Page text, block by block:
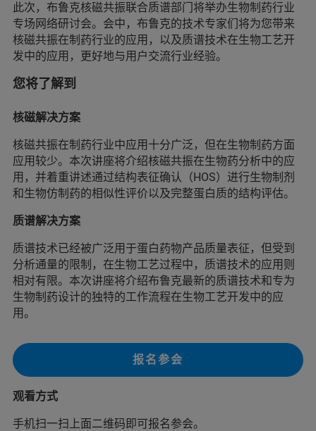
此次，布鲁克核磁共振联合质谱部门将举办生物制药行业
专场网络研讨会。会中，布鲁克的技术专家们将为您带来
核磁共振在制药行业的应用，以及质谱技术在生物工艺开
发中的应用，更好地与用户交流行业经验。
您将了解到
核磁解决方案
核磁共振在制药行业中应用十分广泛，但在生物制药方面
应用较少。本次讲座将介绍核磁共振在生物药分析中的应
用，并着重讲述通过结构表征确认（HOS）进行生物制剂
和生物仿制药的相似性评价以及完整蛋白质的结构评估。
质谱解决方案
质谱技术已经被广泛用于蛋白药物产品质量表征，但受到
分析通量的限制，在生物工艺过程中，质谱技术的应用则
相对有限。本次讲座将介绍布鲁克最新的质谱技术和专为
生物制药设计的独特的工作流程在生物工艺开发中的应
用。
报名参会
观看方式
手机扫一扫上面二维码即可报名参会。